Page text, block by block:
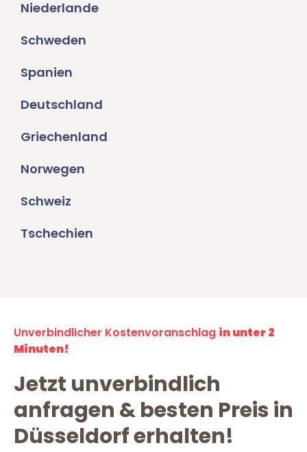
Niederlande
Schweden
Spanien
Deutschland
Griechenland
Norwegen
Schweiz
Tschechien
Unverbindlicher Kostenvoranschlag in unter 2
Minuten!
Jetzt unverbindlich
anfragen & besten Preis in
Düsseldorf erhalten!